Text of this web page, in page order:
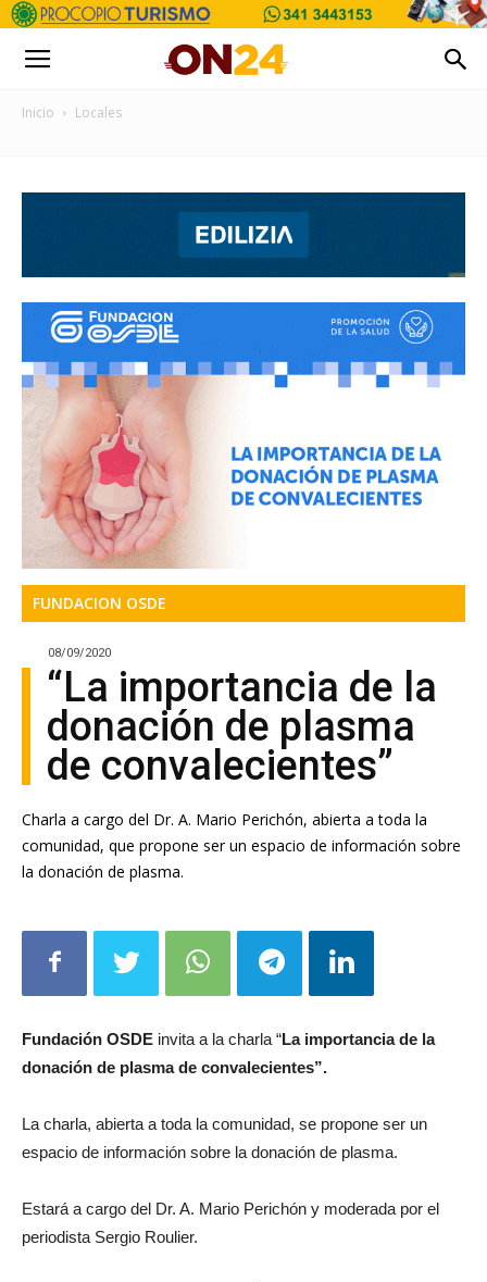
Inicio Locales
FUNDACION OSDE
08/09/2020
“La importancia de la
donación de plasma
de convalecientes”
Charla a cargo del Dr. A. Mario Perichón, abierta a toda la
comunidad, que propone ser un espacio de información sobre
la donación de plasma.
Fundación OSDE invita a la charla “La importancia de la
donación de plasma de convalecientes”.
La charla, abierta a toda la comunidad, se propone ser un
espacio de información sobre la donación de plasma.
Estará a cargo del Dr. A. Mario Perichón y moderada por el
periodista Sergio Roulier.